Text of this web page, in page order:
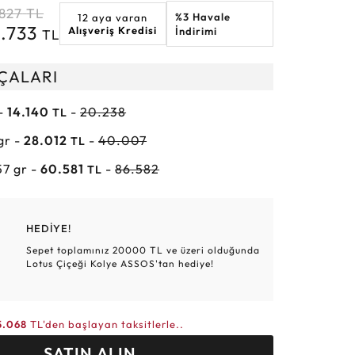
Elmas Bilezikler
Altın Tesbihler
Altın Hasır Setler
Violet Burç
TL
TL
12 aya varan
Alışveriş Kredisi
%3 Havale
İndirimi
14.140TL -20.238
-28.012TL -40.007
gr -60.581TL -86.582
HEDİYE!
Sepet toplamınız 20000 TL ve üzeri olduğunda
Lotus Çiçeği Kolye ASSOS'tan hediye!
TL'den başlayan taksitlerle..